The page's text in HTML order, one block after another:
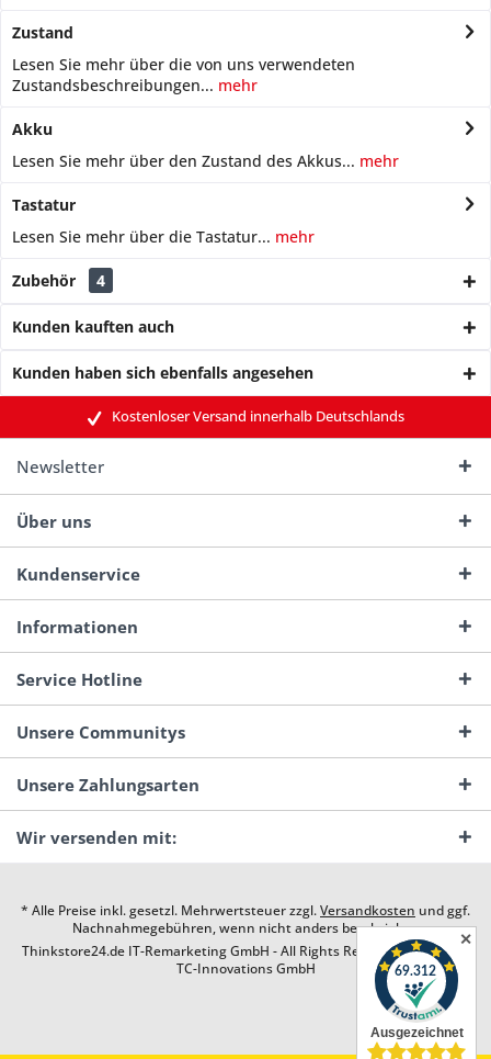
Zustand
Lesen Sie mehr über die von uns verwendeten
Zustandsbeschreibungen... mehr
Akku
Lesen Sie mehr über den Zustand des Akkus... mehr
Tastatur
Lesen Sie mehr über die Tastatur... mehr
Zubehör 4
Kunden kauften auch
Kunden haben sich ebenfalls angesehen
Kostenloser Versand innerhalb Deutschlands
Newsletter
Über uns
Kundenservice
Informationen
Service Hotline
Unsere Communitys
Unsere Zahlungsarten
Wir versenden mit:
* Alle Preise inkl. gesetzl. Mehrwertsteuer zzgl.Versandkosten und ggf.
Nachnahmegebühren, wenn nicht anders beschrieben
Thinkstore24.de IT-Remarketing GmbH - All Rights Reserved. Design by
TC-Innovations GmbH
✕